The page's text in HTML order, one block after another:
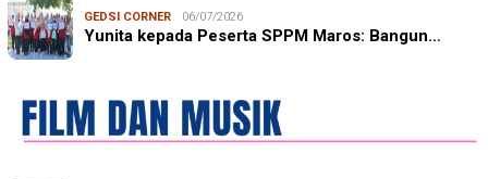
GEDSI CORNER 06/07/2026
Yunita kepada Peserta SPPM Maros: Bangun…